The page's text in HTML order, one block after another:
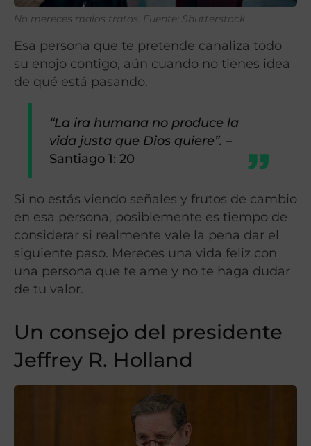
No mereces malos tratos. Fuente: Shutterstock
Esa persona que te pretende canaliza todo
su enojo contigo, aún cuando no tienes idea
de qué está pasando.
“La ira humana no produce la
vida justa que Dios quiere”. –
Santiago 1: 20
Si no estás viendo señales y frutos de cambio
en esa persona, posiblemente es tiempo de
considerar si realmente vale la pena dar el
siguiente paso. Mereces una vida feliz con
una persona que te ame y no te haga dudar
de tu valor.
Un consejo del presidente
Jeffrey R. Holland